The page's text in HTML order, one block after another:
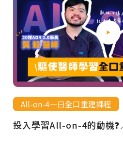
All-on-4一日全口重建課程
投入學習All-on-4的動機